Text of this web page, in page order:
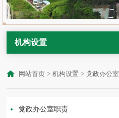
机构设置
网站首页 > 机构设置 > 党政办公室
党政办公室职责